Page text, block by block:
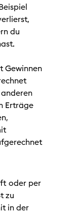
du
Gewinnen
Erträge
oder per
zu
in der